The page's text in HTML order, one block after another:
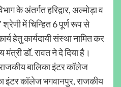
के अंतर्गत हरिद्वार, अल्मोड़ा व
में चिन्हित 6 पूर्ण रूप से
हेतु कार्यदायी संस्था नामित कर
डॉ. रावत ने दे दिया है।
बालिका इंटर कॉलेज
इंटर कॉलेज भगवानपुर, राजकीय